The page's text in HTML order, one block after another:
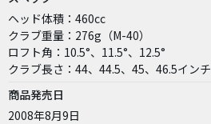
ヘッド体積：460cc
クラブ重量：276g（M-40）
ロフト角：10.5°、11.5°、12.5°
クラブ長さ：44、44.5、45、46.5インチ
商品発売日
2008年8月9日